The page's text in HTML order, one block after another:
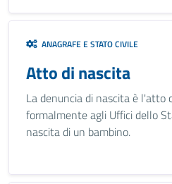
ANAGRAFE E STATO CIVILE
Atto di nascita
La denuncia di nascita è l'atto
formalmente agli Uffici dello
nascita di un bambino.